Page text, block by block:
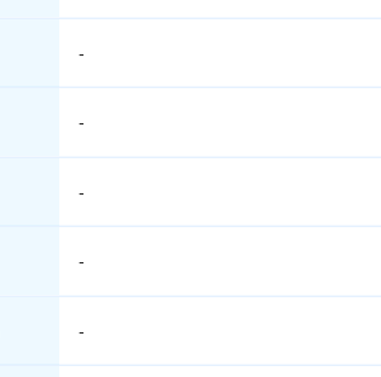
-
-
-
-
-